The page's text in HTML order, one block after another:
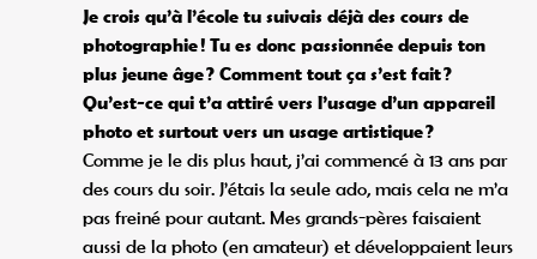
Je crois qu’à l’école tu suivais déjà des cours de
photographie ! Tu es donc passionnée depuis ton
plus jeune âge ? Comment tout ça s’est fait ?
Qu’est-ce qui t’a attiré vers l’usage d’un appareil
photo et surtout vers un usage artistique ?
Comme je le dis plus haut, j’ai commencé à 13 ans par
des cours du soir. J’étais la seule ado, mais cela ne m’a
pas freiné pour autant. Mes grands-pères faisaient
aussi de la photo (en amateur) et développaient leurs